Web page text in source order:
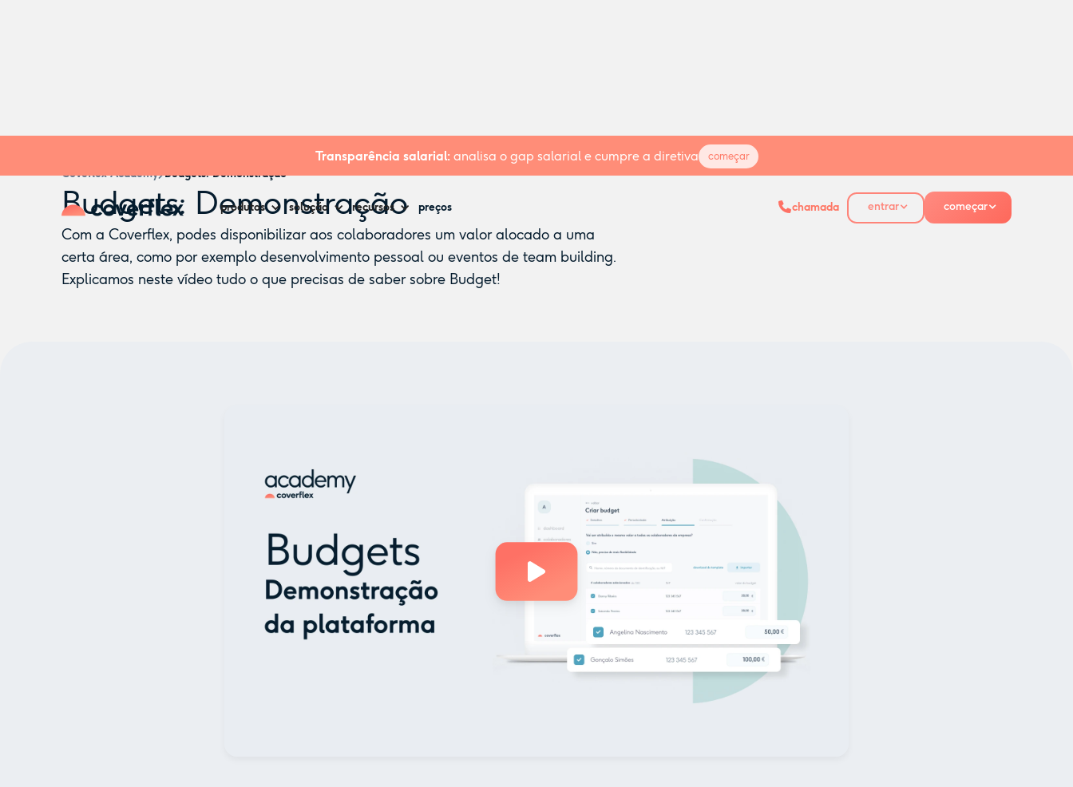
Transparência salarial: analisa o gap salarial e cumpre a diretiva começar
produtos solução recursos preços chamada entrar começar
Coveflex Academy Budgets: Demonstração
Budgets: Demonstração
Com a Coverflex, podes disponibilizar aos colaboradores um valor alocado a uma
certa área, como por exemplo desenvolvimento pessoal ou eventos de team building.
Explicamos neste vídeo tudo o que precisas de saber sobre Budget!